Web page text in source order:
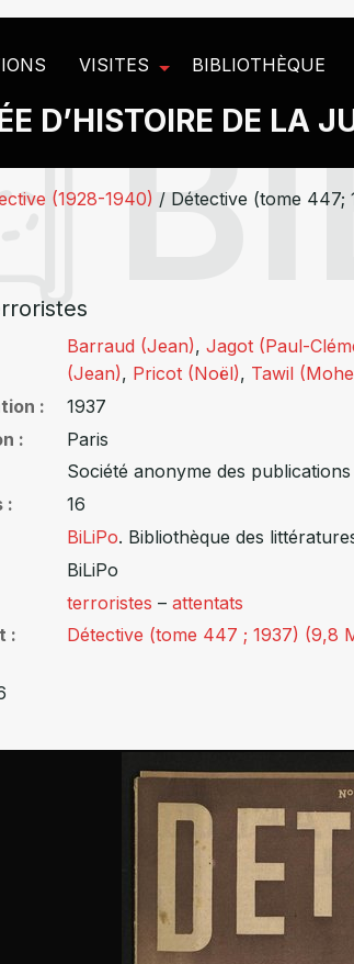
VISITES BIBLIOTHÈQUE
D’HISTOIRE DE LA
(1928-1940) / Détective (tome 447;
Barraud (Jean),Jagot (Paul-
(Jean), Pricot (Noël), Tawil
1937
Paris
Société anonyme des
16
BiLiPo. Bibliothèque des
BiLiPo
terroristes –attentats
Détective (tome 447 ; 1937) (9,8